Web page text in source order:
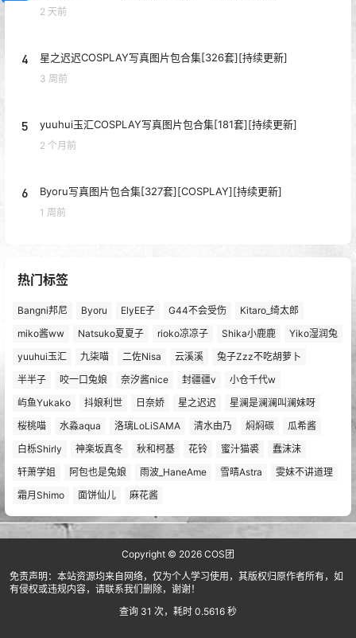
2 天前
4 星之迟迟COSPLAY写真图片包合集[326套][持续更新]
3 周前
5 yuuhui玉汇COSPLAY写真图片包合集[181套][持续更新]
2 个月前
6 Byoru写真图片包合集[327套][COSPLAY][持续更新]
1 周前
热门标签
Bangni邦尼 Byoru ElyEE子 G44不会受伤
Kitaro_绮太郎
miko酱ww
Natsuko夏夏子 rioko凉凉子 Shika小鹿鹿
Yiko湿润兔
yuuhui玉汇
九柒喵 二佐Nisa 云溪溪
兔子Zzz不吃胡萝卜
半半子
咬一口兔娘 奈汐酱nice 封疆疆v
小仓千代w
屿鱼Yukako
抖娘利世 日奈娇 星之迟迟
星澜是澜澜叫澜妹呀
桜桃喵
水淼aqua 洛璃LoLiSAMA 清水由乃 焖焖碳
瓜希酱
白栎Shirly
神楽坂真冬 秋和柯基 花铃 蜜汁猫裘
蠢沫沫
轩萧学姐
阿包也是兔娘 雨波_HaneAme 雪晴Astra
雯妹不讲道理
霜月Shimo
面饼仙儿 麻花酱
Copyright © 2026 COS团
免责声明：本站资源均来自网络，仅为个人学习使用，其版权归原作者所有，如
有侵权或违规内容，请联系我们删除，谢谢！
查询 31 次，耗时 0.5616 秒